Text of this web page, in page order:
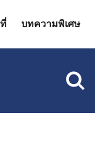
บทความพิเศษ